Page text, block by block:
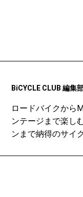
BiCYCLE CLUB 編集
ロードバイクから
ンテージまで楽し
ンまで納得のサイ